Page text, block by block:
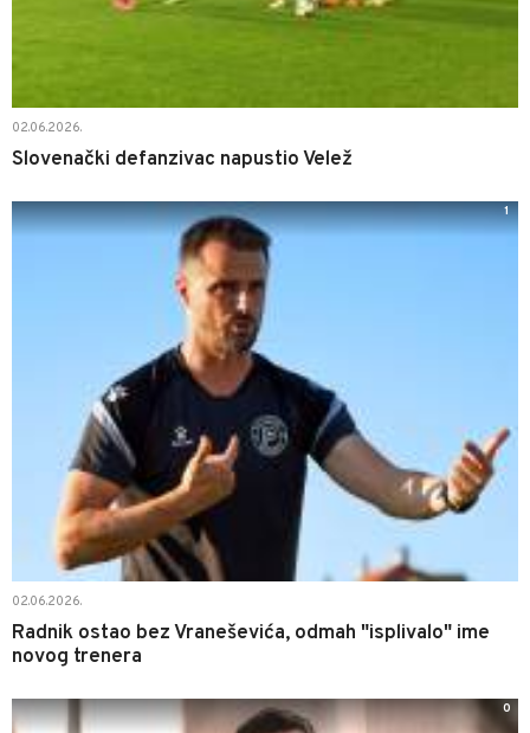
02.06.2026.
Slovenački defanzivac napustio Velež
02.06.2026.
Radnik ostao bez Vraneševića, odmah "isplivalo" ime
novog trenera
1
0